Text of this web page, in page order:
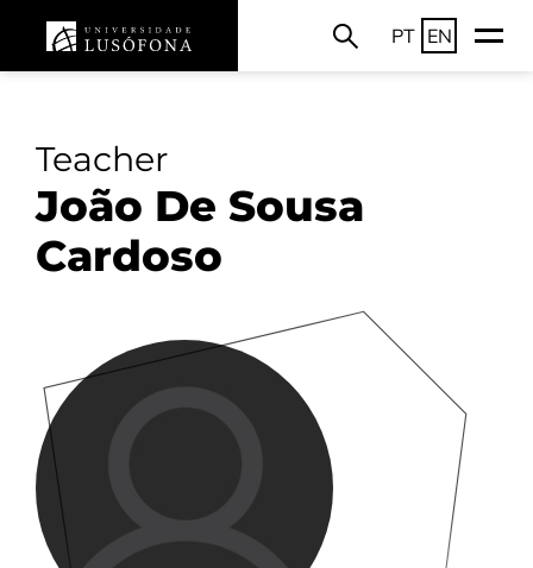
PT EN
Teacher
João De Sousa
Cardoso